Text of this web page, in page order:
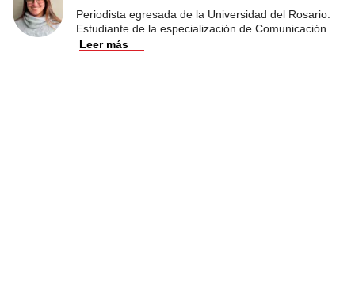
Periodista egresada de la Universidad del Rosario.
Estudiante de la especialización de Comunicación
Leer más